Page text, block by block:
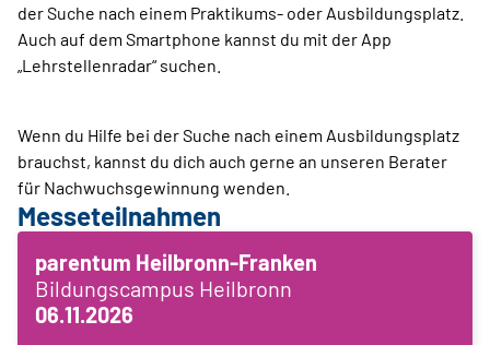
der Suche nach einem Praktikums- oder Ausbildungsplatz.
Auch auf dem Smartphone kannst du mit der App
„Lehrstellen­radar“ suchen.
Wenn du Hilfe bei der Suche nach einem Ausbildungsplatz
brauchst, kannst du dich auch gerne an unseren Berater
für Nachwuchsgewinnung wenden.
Messeteilnahmen
parentum Heilbronn-Franken
Bildungscampus Heilbronn
06.11.2026